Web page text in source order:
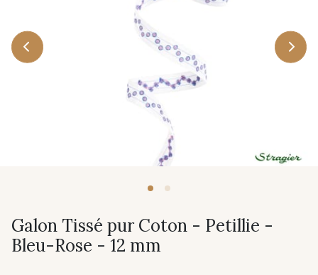
Galon Tissé pur Coton - Petillie -
Bleu-Rose - 12 mm